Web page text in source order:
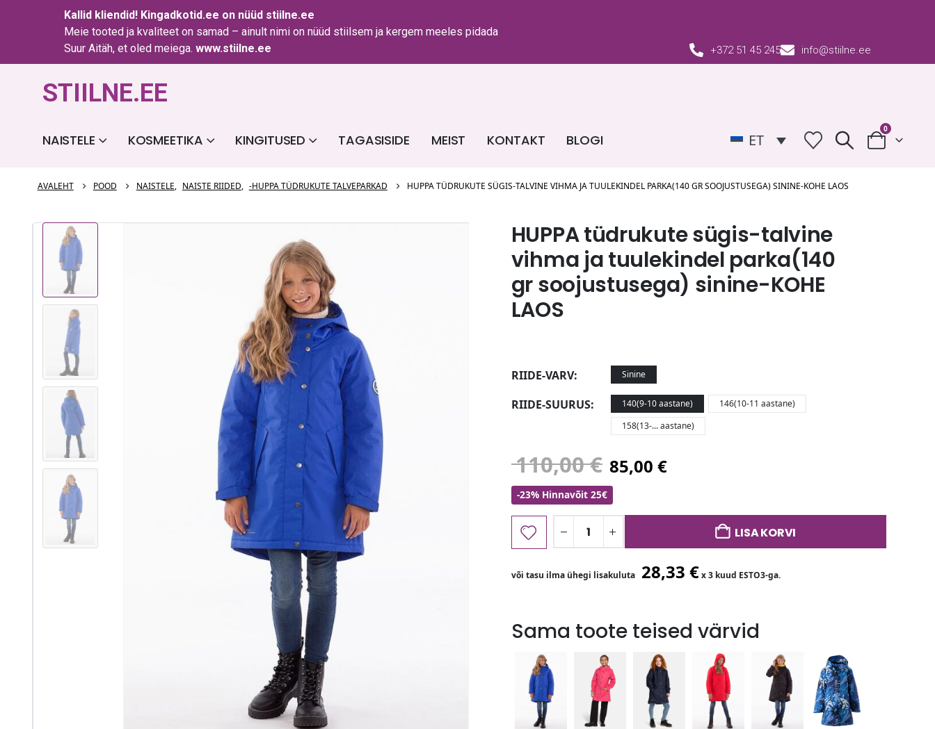
Kallid kliendid! Kingadkotid.ee on nüüd stiilne.ee
Meie tooted ja kvaliteet on samad – ainult nimi on nüüd stiilsem ja kergem meeles pidada
Suur Aitäh, et oled meiega. www.stiilne.ee info@stiilne.ee
+372 51 45 245
STIILNE.EE
NAISTELE KOSMEETIKA KINGITUSED TAGASISIDE MEIST KONTAKT BLOGI ET
0
AVALEHT POOD NAISTELE, NAISTE RIIDED, -HUPPA TÜDRUKUTE TALVEPARKAD HUPPA TÜDRUKUTE SÜGIS-TALVINE VIHMA JA TUULEKINDEL PARKA(140 GR SOOJUSTUSEGA) SININE-KOHE LAOS
HUPPA tüdrukute sügis-talvine
vihma ja tuulekindel parka(140
gr soojustusega) sinine-KOHE
LAOS
RIIDE-VARV Sinine
RIIDE-SUURUS 140(9-10 aastane)
146(10-11 aastane)
158(13-... aastane)
110,00€ 85,00 €
-23% Hinnavõit 25€
LISA KORVI
või tasu ilma ühegi lisakuluta 28,33 €x 3 kuud ESTO3-ga.
Sama toote teised värvid